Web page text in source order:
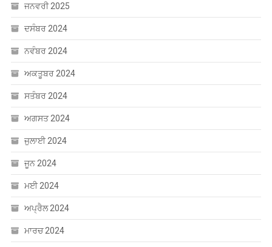
ਜਨਵਰੀ 2025
ਦਸੰਬਰ 2024
ਨਵੰਬਰ 2024
ਅਕਤੂਬਰ 2024
ਸਤੰਬਰ 2024
ਅਗਸਤ 2024
ਜੁਲਾਈ 2024
ਜੂਨ 2024
ਮਈ 2024
ਅਪ੍ਰੈਲ 2024
ਮਾਰਚ 2024